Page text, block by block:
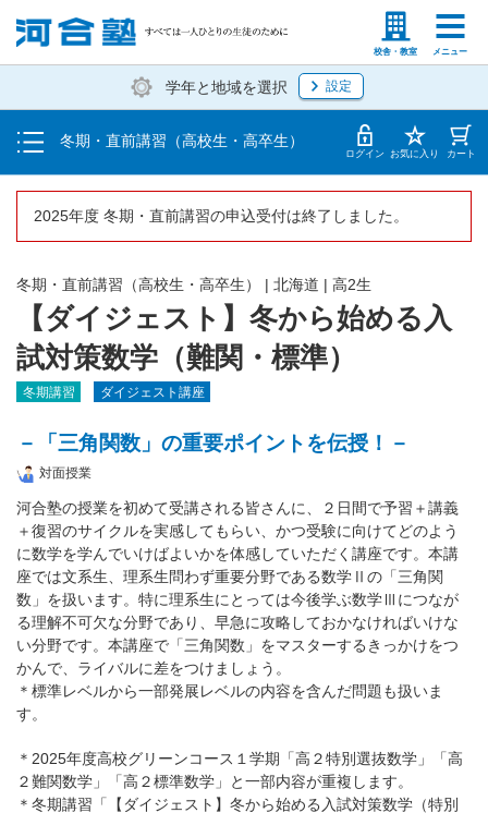
校舎・教室 メニュー
塾生の方 高等学校の先生
学年と地域を選択 設定
冬期・直前講習（高校生・高卒生）
受講料・お申し込み方法
受講開始までの流れ
校舎一覧 ログイン お気に入り カート
2025年度 冬期・直前講習の申込受付は終了しました。
【ダイジェスト】冬から始める入
試対策数学（難関・標準）
冬期・直前講習（高校生・高卒生） | 北海道 | 高2生
冬期講習 ダイジェスト講座
－「三角関数」の重要ポイントを伝授！－
対面授業
河合塾の授業を初めて受講される皆さんに、２日間で予習＋講義
＋復習のサイクルを実感してもらい、かつ受験に向けてどのよう
に数学を学んでいけばよいかを体感していただく講座です。本講
座では文系生、理系生問わず重要分野である数学Ⅱの「三角関
数」を扱います。特に理系生にとっては今後学ぶ数学Ⅲにつなが
る理解不可欠な分野であり、早急に攻略しておかなければいけな
い分野です。本講座で「三角関数」をマスターするきっかけをつ
かんで、ライバルに差をつけましょう。
＊標準レベルから一部発展レベルの内容を含んだ問題も扱いま
す。
＊2025年度高校グリーンコース１学期「高２特別選抜数学」「高
２難関数学」「高２標準数学」と一部内容が重複します。
＊冬期講習「【ダイジェスト】冬から始める入試対策数学（特別